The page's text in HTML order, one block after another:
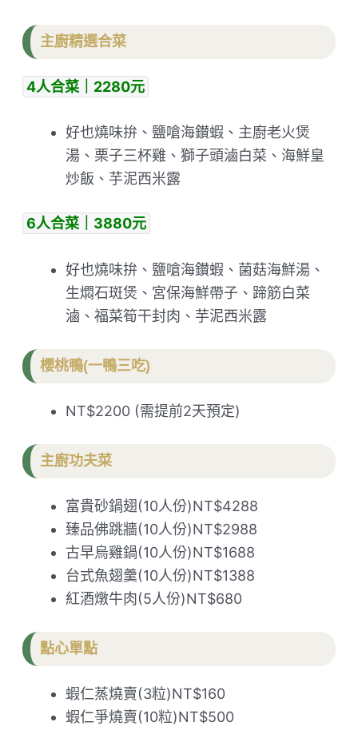
主廚精選合菜
4人合菜｜2280元
好也燒味拚、鹽嗆海鑚蝦、主廚老火煲
湯、栗子三杯雞、獅子頭滷白菜、海鮮皇
炒飯、芋泥西米露
6人合菜｜3880元
好也燒味拚、鹽嗆海鑚蝦、菌菇海鮮湯、
生燜石斑煲、宮保海鮮帶子、蹄筋白菜
滷、福菜筍干封肉、芋泥西米露
櫻桃鴨(一鴨三吃)
NT$2200 (需提前2天預定)
主廚功夫菜
富貴砂鍋翅(10人份)NT$4288
臻品佛跳牆(10人份)NT$2988
古早烏雞鍋(10人份)NT$1688
台式魚翅羹(10人份)NT$1388
紅酒燉牛肉(5人份)NT$680
點心單點
蝦仁蒸燒賣(3粒)NT$160
蝦仁爭燒賣(10粒)NT$500